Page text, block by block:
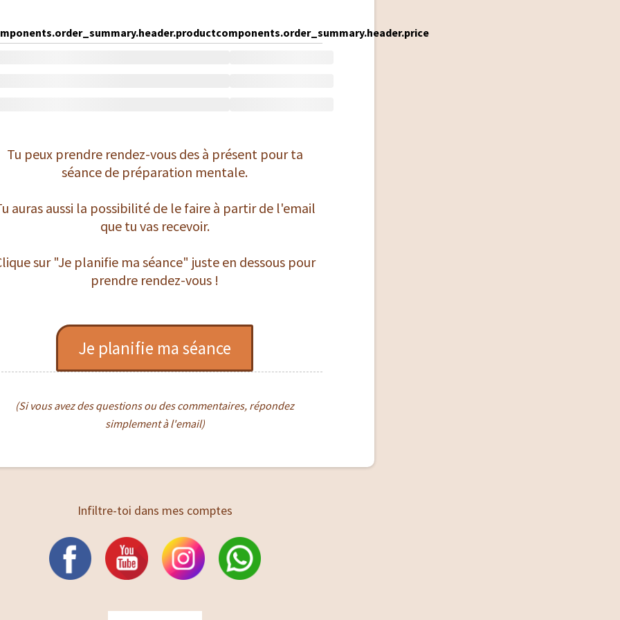
components.order_summary.header.price
Tu peux prendre rendez-vous des à présent pour ta
séance de préparation mentale.
auras aussi la possibilité de le faire à partir de l'email
que tu vas recevoir.
sur "Je planifie ma séance" juste en dessous pour
prendre rendez-vous !
Je planifie ma séance
(Si vous avez des questions ou des commentaires, répondez
simplement à l'email)
Infiltre-toi dans mes comptes